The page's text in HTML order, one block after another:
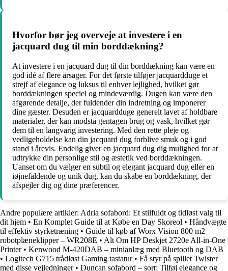
Hvorfor bør jeg overveje at investere i en
jacquard dug til min borddækning?
At investere i en jacquard dug til din borddækning kan være en
god idé af flere årsager. For det første tilføjer jacquardduge et
strejf af elegance og luksus til enhver lejlighed, hvilket gør
borddækningen speciel og mindeværdig. Dugen kan være den
afgørende detalje, der fuldender din indretning og imponerer
dine gæster. Desuden er jacquardduge generelt lavet af holdbare
materialer, der kan modstå gentagen brug og vask, hvilket gør
dem til en langvarig investering. Med den rette pleje og
vedligeholdelse kan din jacquard dug forblive smuk og i god
stand i årevis. Endelig giver en jacquard dug dig mulighed for at
udtrykke din personlige stil og æstetik ved borddækningen.
Uanset om du vælger en subtil og elegant jacquard dug eller en
iøjnefaldende og unik dug, kan du skabe en borddækning, der
afspejler dig og dine præferencer.
Andre populære artikler: Adria sofabord: Et stilfuldt og tidløst valg til
dit hjem • En Komplet Guide til at Købe en Day Skoreol • Håndvægte
til effektiv styrketræning • Guide til køb af Worx Vision 800 m2
robotplæneklipper – WR208E • Alt Om HP Deskjet 2720e All-in-One
Printer• Kenwood M-420DAB – minianlæg med Bluetooth og DAB
• Logitech G715 trådløst Gaming tastatur• Få styr på spillet Twister
med disse vejledninger• Duncan sofabord – sort: Tilføj elegance og